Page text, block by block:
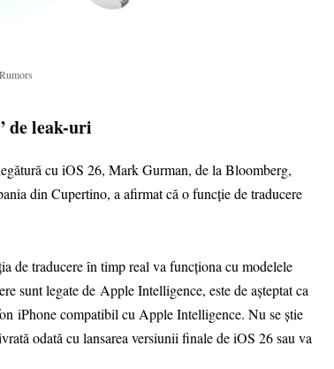
de leak-uri
cu iOS 26, Mark Gurman, de la Bloomberg,
din Cupertino, a afirmat că o funcție de traducere
de traducere în timp real va funcționa cu modelele
sunt legate de Apple Intelligence, este de așteptat ca
iPhone compatibil cu Apple Intelligence. Nu se știe
odată cu lansarea versiunii finale de iOS 26 sau va